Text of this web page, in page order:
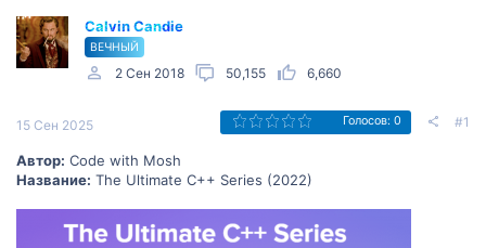
Calvin Candie
ВЕЧНЫЙ
2 Сен 2018 50,155 6,660
15 Сен 2025 Голосов: 0 #1
Автор: Code with Mosh
Название: The Ultimate C++ Series (2022)